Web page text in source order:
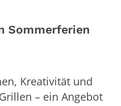
Sommerferien
Kreativität und
– ein Angebot